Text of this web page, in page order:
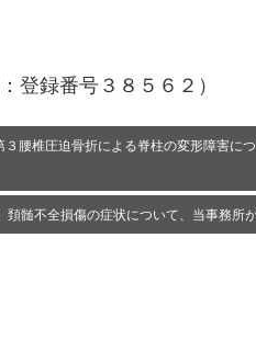
登録番号３８５６２）
腰椎圧迫骨折による脊柱の変形障害に
髄不全損傷の症状について、当事務